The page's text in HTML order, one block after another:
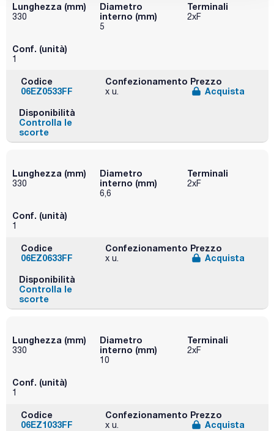
Lunghezza (mm)
330
Diametro
interno (mm)
5
Terminali
2xF
Conf. (unità)
1
Codice
06EZ0533FF
Confezionamento
x u.
Prezzo
Acquista
Disponibilità
Controlla le
scorte
Lunghezza (mm)
330
Diametro
interno (mm)
6,6
Terminali
2xF
Conf. (unità)
1
Codice
06EZ0633FF
Confezionamento
x u.
Prezzo
Acquista
Disponibilità
Controlla le
scorte
Lunghezza (mm)
330
Diametro
interno (mm)
10
Terminali
2xF
Conf. (unità)
1
Codice
06EZ1033FF
Confezionamento
x u.
Prezzo
Acquista